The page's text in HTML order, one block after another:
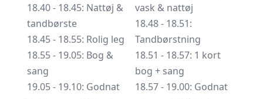
18.40 - 18.45: Nattøj &
tandbørste
18.45 - 18.55: Rolig leg
18.55 - 19.05: Bog &
sang
19.05 - 19.10: Godnat
vask & nattøj
18.48 - 18.51:
Tandbørstning
18.51 - 18.57: 1 kort
bog + sang
18.57 - 19.00: Godnat